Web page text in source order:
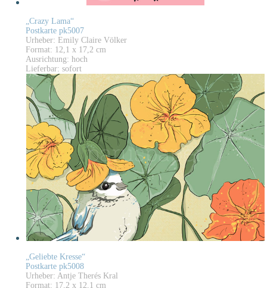
„Crazy Lama“
Postkarte pk5007
Urheber: Emily Claire Völker
Format: 12,1 x 17,2 cm
Ausrichtung: hoch
Lieferbar: sofort
„Geliebte Kresse“
Postkarte pk5008
Urheber: Antje Therés Kral
Format: 17,2 x 12,1 cm